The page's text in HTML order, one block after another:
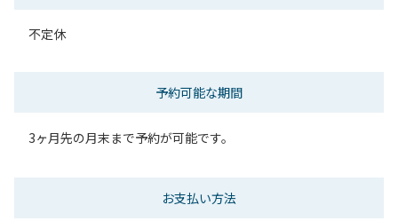
不定休
予約可能な期間
3ヶ月先の月末まで予約が可能です。
お支払い方法